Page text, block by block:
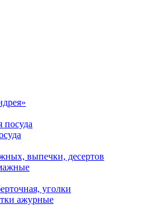
посуда
выпечки, десертов
уголки
ажурные